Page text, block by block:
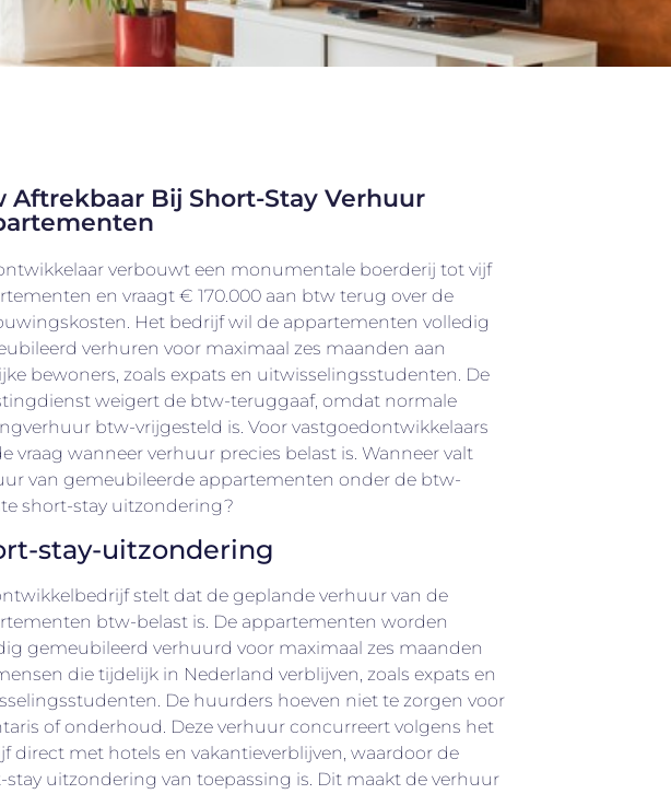
Aftrekbaar Bij Short-Stay Verhuur
verbouwt een monumentale boerderij tot vijf
en vraagt € 170.000 aan btw terug over de
Het bedrijf wil de appartementen volledig
verhuren voor maximaal zes maanden aan
bewoners, zoals expats en uitwisselingsstudenten. De
weigert de btw-teruggaaf, omdat normale
btw-vrijgesteld is. Voor vastgoedontwikkelaars
vraag wanneer verhuur precies belast is. Wanneer valt
van gemeubileerde appartementen onder de btw-
short-stay uitzondering?
stay-uitzondering
stelt dat de geplande verhuur van de
btw-belast is. De appartementen worden
gemeubileerd verhuurd voor maximaal zes maanden
die tijdelijk in Nederland verblijven, zoals expats en
De huurders hoeven niet te zorgen voor
of onderhoud. Deze verhuur concurreert volgens het
direct met hotels en vakantieverblijven, waardoor de
stay uitzondering van toepassing is. Dit maakt de verhuur